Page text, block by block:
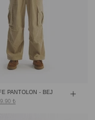
PANTOLON - BEJ
₺